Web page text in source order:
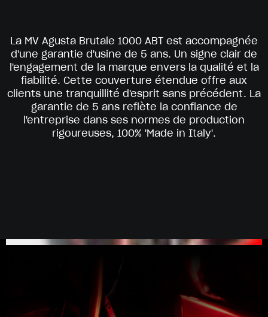
La MV Agusta Brutale 1000 ABT est accompagnée
d'une garantie d'usine de 5 ans. Un signe clair de
l'engagement de la marque envers la qualité et la
fiabilité. Cette couverture étendue offre aux
clients une tranquillité d'esprit sans précédent. La
garantie de 5 ans reflète la confiance de
l'entreprise dans ses normes de production
rigoureuses, 100% 'Made in Italy'.